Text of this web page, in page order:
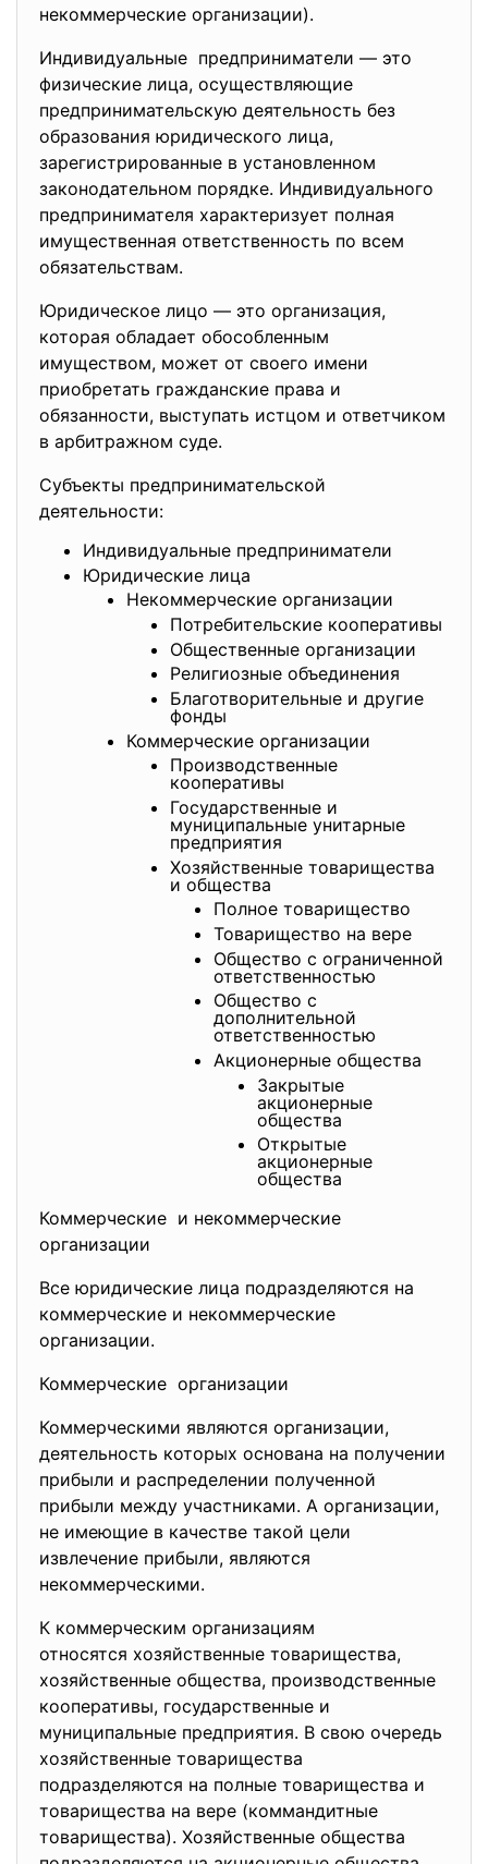
некоммерческие организации).
Индивидуальные предприниматели — это
физические лица, осуществляющие
предпринимательскую деятельность без
образования юридического лица,
зарегистрированные в установленном
законодательном порядке. Индивидуального
предпринимателя характеризует полная
имущественная ответственность по всем
обязательствам.
Юридическое лицо — это организация,
которая обладает обособленным
имуществом, может от своего имени
приобретать гражданские права и
обязанности, выступать истцом и ответчиком
в арбитражном суде.
Субъекты предпринимательской
деятельности:
Индивидуальные предприниматели
Юридические лица
Некоммерческие организации
Потребительские кооперативы
Общественные организации
Религиозные объединения
Благотворительные и другие
фонды
Коммерческие организации
Производственные
кооперативы
Государственные и
муниципальные унитарные
предприятия
Хозяйственные товарищества
и общества
Полное товарищество
Товарищество на вере
Общество с ограниченной
ответственностью
Общество с
дополнительной
ответственностью
Акционерные общества
Закрытые
акционерные
общества
Открытые
акционерные
общества
Коммерческие и некоммерческие
организации
Все юридические лица подразделяются на
коммерческие и некоммерческие
организации.
Коммерческие организации
Коммерческими являются организации,
деятельность которых основана на получении
прибыли и распределении полученной
прибыли между участниками. А организации,
не имеющие в качестве такой цели
извлечение прибыли, являются
некоммерческими.
К коммерческим организациям
относятся хозяйственные товарищества,
хозяйственные общества, производственные
кооперативы, государственные и
муниципальные предприятия. В свою очередь
хозяйственные товарищества
подразделяются на полные товарищества и
товарищества на вере (коммандитные
товарищества). Хозяйственные общества